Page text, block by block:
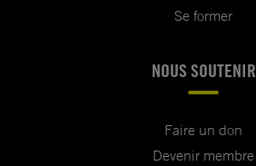
Se former
NOUS SOUTENIR
Faire un don
Devenir membre